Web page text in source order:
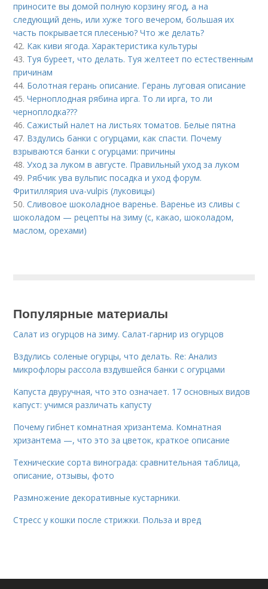
приносите вы домой полную корзину ягод, а на
следующий день, или хуже того вечером, большая их
часть покрывается плесенью? Что же делать?
42. Как киви ягода. Характеристика культуры
43. Туя буреет, что делать. Туя желтеет по естественным
причинам
44. Болотная герань описание. Герань луговая описание
45.Черноплодная рябина ирга. То ли ирга, то ли
черноплодка???
46.Сажистый налет на листьях томатов. Белые пятна
47. Вздулись банки с огурцами, как спасти. Почему
взрываются банки с огурцами: причины
48.Уход за луком в августе. Правильный уход за луком
49. Рябчик ува вульпис посадка и уход форум.
Фритиллярия uva-vulpis (луковицы)
50.Сливовое шоколадное варенье. Варенье из сливы с
шоколадом — рецепты на зиму (с, какао, шоколадом,
маслом, орехами)
Популярные материалы
Салат из огурцов на зиму. Салат-гарнир из огурцов
Вздулись соленые огурцы, что делать. Re: Анализ
микрофлоры рассола вздувшейся банки с огурцами
Капуста двуручная, что это означает. 17 основных видов
капуст: учимся различать капусту
Почему гибнет комнатная хризантема. Комнатная
хризантема —, что это за цветок, краткое описание
Технические сорта винограда: сравнительная таблица,
описание, отзывы, фото
Размножение декоративные кустарники.
Стресс у кошки после стрижки. Польза и вред